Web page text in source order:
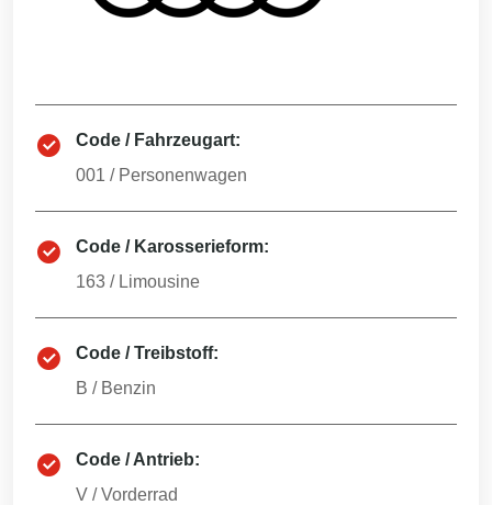
Code / Fahrzeugart:
001 / Personenwagen
Code / Karosserieform:
163 / Limousine
Code / Treibstoff:
B / Benzin
Code / Antrieb:
V /Vorderrad